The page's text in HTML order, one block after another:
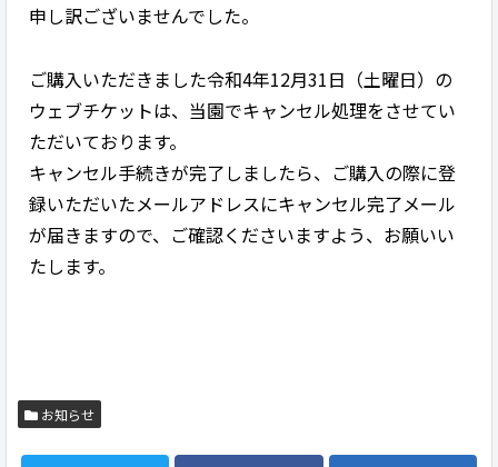
申し訳ございませんでした。
ご購入いただきました令和4年12月31日（土曜日）の
ウェブチケットは、当園でキャンセル処理をさせてい
ただいております。
キャンセル手続きが完了しましたら、ご購入の際に登
録いただいたメールアドレスにキャンセル完了メール
が届きますので、ご確認くださいますよう、お願いい
たします。
お知らせ